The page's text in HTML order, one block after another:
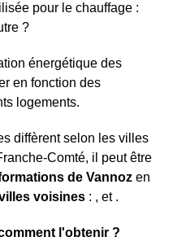
pour le chauffage :
?
énergétique des
en fonction des
logements.
diffèrent selon les villes
Comté, il peut être
de Vannoz en
voisines : , et .
l'obtenir ?